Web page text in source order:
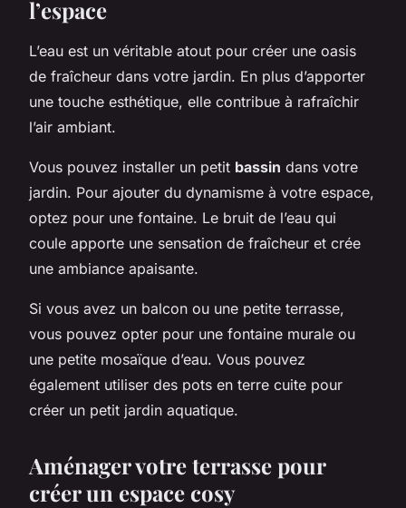
l’espace
L’eau est un véritable atout pour créer une oasis
de fraîcheur dans votre jardin. En plus d’apporter
une touche esthétique, elle contribue à rafraîchir
l’air ambiant.
Vous pouvez installer un petit bassin dans votre
jardin. Pour ajouter du dynamisme à votre espace,
optez pour une fontaine. Le bruit de l’eau qui
coule apporte une sensation de fraîcheur et crée
une ambiance apaisante.
Si vous avez un balcon ou une petite terrasse,
vous pouvez opter pour une fontaine murale ou
une petite mosaïque d’eau. Vous pouvez
également utiliser des pots en terre cuite pour
créer un petit jardin aquatique.
Aménager votre terrasse pour
créer un espace cosy